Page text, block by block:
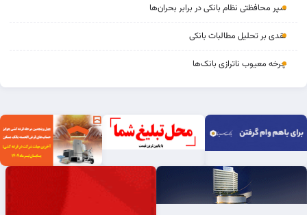
سپر محافظتی نظام بانکی در برابر بحران‌ها
نقدی بر تحلیل مطالبات بانکی
چرخه‌ معیوب ناترازی بانک‌ها